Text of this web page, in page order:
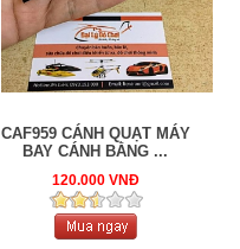
CAF959 CÁNH QUẠT MÁY
BAY CÁNH BẰNG ...
120.000 VNĐ